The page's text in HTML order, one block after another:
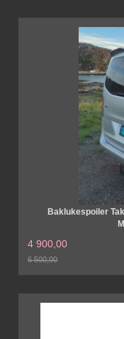
Baklukespoiler
4 900,00
6 500,00